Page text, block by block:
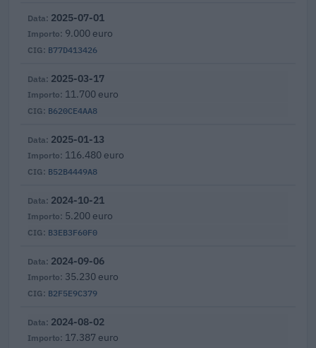
B77D413426
2025-07-01
9.000 euro
B620CE4AA8
2025-03-17
11.700 euro
B52B4449A8
2025-01-13
116.480 euro
B3EB3F60F0
2024-10-21
5.200 euro
B2F5E9C379
2024-09-06
35.230 euro
2024-08-02
17.387 euro